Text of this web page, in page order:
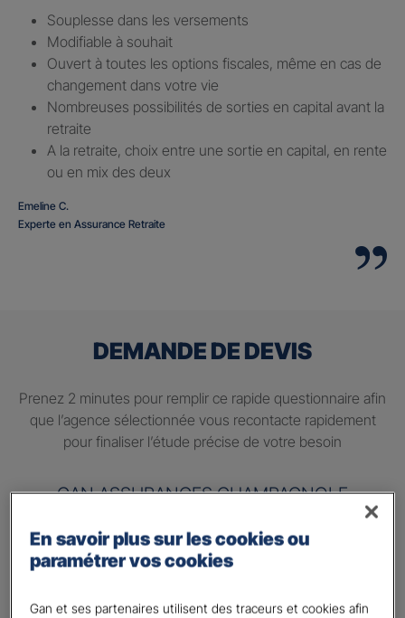
Souplesse dans les versements
Modifiable à souhait
Ouvert à toutes les options fiscales, même en cas de
changement dans votre vie
Nombreuses possibilités de sorties en capital avant la
retraite
A la retraite, choix entre une sortie en capital, en rente
ou en mix des deux
Emeline C.
Experte en Assurance Retraite
DEMANDE DE DEVIS
Prenez 2 minutes pour remplir ce rapide questionnaire afin
que l’agence sélectionnée vous recontacte rapidement
pour finaliser l’étude précise de votre besoin
GAN ASSURANCES CHAMPAGNOLE
Information sur votre besoin :
Préparer ma retraite
En savoir plus sur les cookies ou
paramétrer vos cookies
Gan et ses partenaires utilisent des traceurs et cookies afin